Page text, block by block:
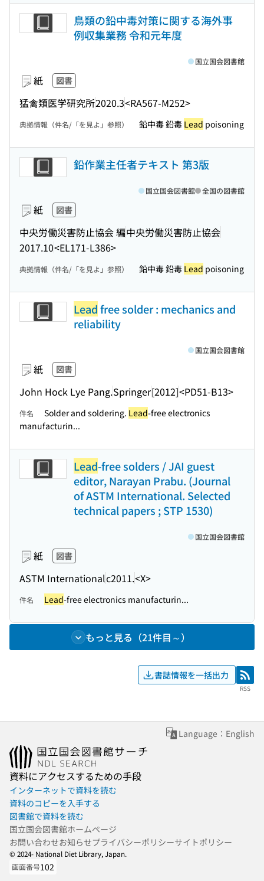
鳥類の鉛中毒対策に関する海外事
例収集業務 令和元年度
紙 図書
猛禽類医学研究所2020.3<RA567-M252>
国立国会図書館
典拠情報（件名/「を見よ」参照） 鉛中毒 鉛毒 Lead poisoning
鉛作業主任者テキスト 第3版
紙 図書
中央労働災害防止協会 編中央労働災害防止協会
2017.10<EL171-L386>
国立国会図書館 全国の図書館
典拠情報（件名/「を見よ」参照） 鉛中毒 鉛毒 Lead poisoning
Leadfree solder : mechanics and
reliability
紙 図書
John Hock Lye Pang.Springer[2012]<PD51-B13>
国立国会図書館
件名 Solder and soldering. Lead-free electronics
manufacturin...
Lead-free solders / JAI guest
editor, Narayan Prabu. (Journal
of ASTM International. Selected
technical papers ; STP 1530)
紙 図書
ASTM Internationalc2011.<X>
国立国会図書館
件名 Lead-free electronics manufacturin...
もっと見る（21件目～）
書誌情報を一括出力 RSS
RSS
Language：English
資料にアクセスするための手段
インターネットで資料を読む
資料のコピーを入手する
図書館で資料を読む
国立国会図書館ホームページ
お問い合わせお知らせプライバシーポリシーサイトポリシー
© 2024- National Diet Library, Japan.
画面番号102